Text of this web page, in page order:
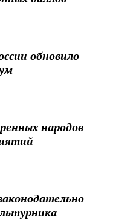
обновило
народов